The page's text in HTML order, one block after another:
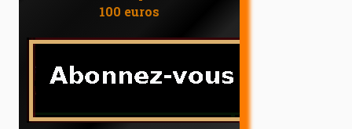
100 euros